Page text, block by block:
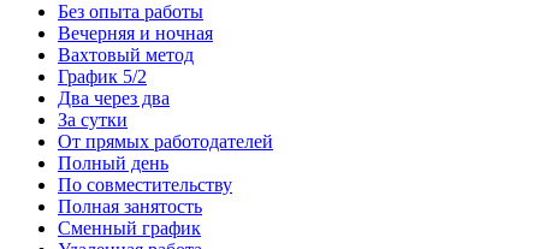
Без опыта работы
Вечерняя и ночная
Вахтовый метод
График 5/2
Два через два
За сутки
От прямых работодателей
Полный день
По совместительству
Полная занятость
Сменный график